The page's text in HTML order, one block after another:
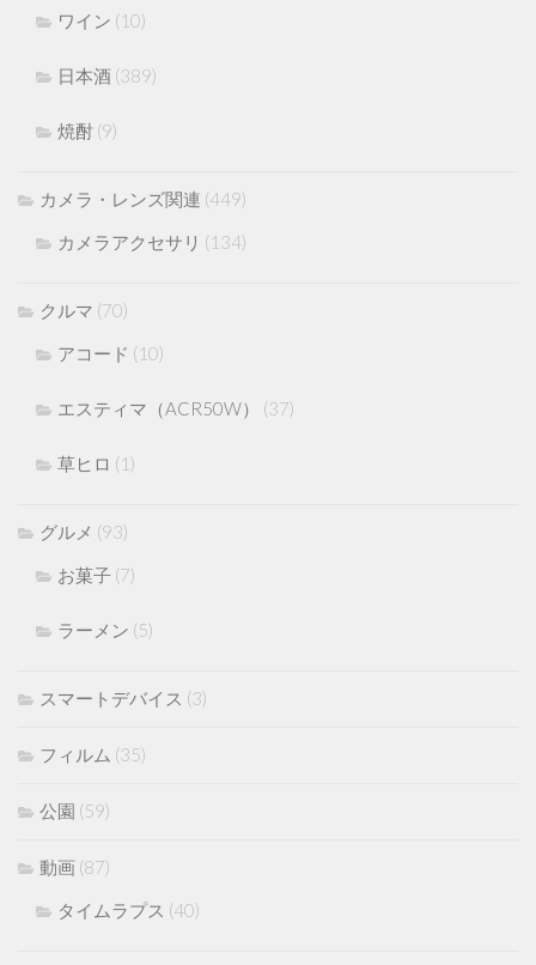
ワイン (10)
日本酒 (389)
焼酎 (9)
カメラ・レンズ関連 (449)
カメラアクセサリ (134)
クルマ (70)
アコード (10)
エスティマ（ACR50W） (37)
草ヒロ (1)
グルメ (93)
お菓子 (7)
ラーメン (5)
スマートデバイス (3)
フィルム (35)
公園 (59)
動画 (87)
タイムラプス (40)